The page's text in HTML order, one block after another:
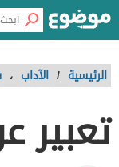
الرئيسية / الآداب ،